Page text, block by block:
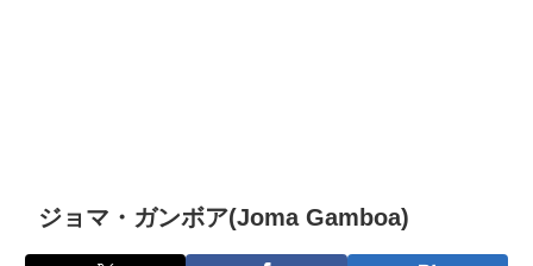
ジョマ・ガンボア(Joma Gamboa)